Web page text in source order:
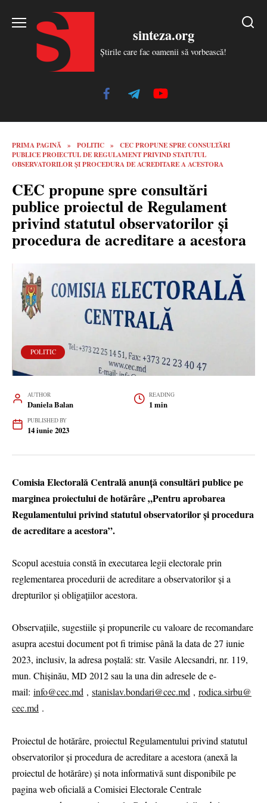
sinteza.org
Știrile care fac oamenii să vorbească!
PRIMA PAGINĂ » POLITIC »
CEC PROPUNE SPRE CONSULTĂRI
PUBLICE PROIECTUL DE REGULAMENT PRIVIND STATUTUL
OBSERVATORILOR ȘI PROCEDURA DE ACREDITARE A ACESTORA
CEC propune spre consultări
publice proiectul de Regulament
privind statutul observatorilor și
procedura de acreditare a acestora
POLITIC
AUTHOR
Daniela Balan
READING
1 min
PUBLISHED BY
14 iunie 2023
Comisia Electorală Centrală anunță consultări publice pe
marginea proiectului de hotărâre „Pentru aprobarea
Regulamentului privind statutul observatorilor și procedura
de acreditare a acestora”.
Scopul acestuia constă în executarea legii electorale prin
reglementarea procedurii de acreditare a observatorilor și a
drepturilor și obligațiilor acestora.
Observațiile, sugestiile și propunerile cu valoare de recomandare
asupra acestui document pot fi trimise până la data de 27 iunie
2023, inclusiv, la adresa poștală: str. Vasile Alecsandri, nr. 119,
mun. Chișinău, MD 2012 sau la una din adresele de e-
mail: info@cec.md , stanislav.bondari@cec.md , rodica.sirbu@
cec.md .
Proiectul de hotărâre, proiectul Regulamentului privind statutul
observatorilor și procedura de acreditare a acestora (anexă la
proiectul de hotărâre) și nota informativă sunt disponibile pe
pagina web oficială a Comisiei Electorale Centrale